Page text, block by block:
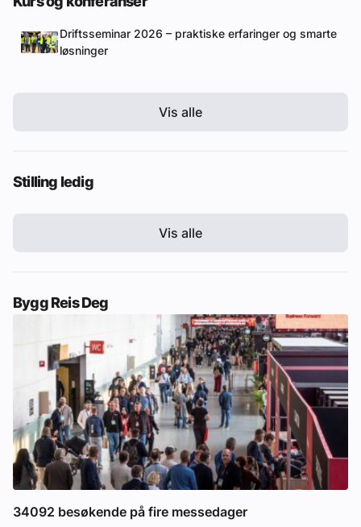
Driftsseminar 2026 – praktiske erfaringer og smarte
løsninger
Vis alle
Stilling ledig
Vis alle
Bygg Reis Deg
34092 besøkende på fire messedager